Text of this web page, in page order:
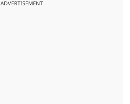
ADVERTISEMENT